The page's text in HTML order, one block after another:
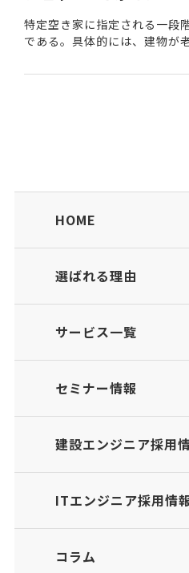
特定空き家に指定される一段
である。具体的には、建物が
る状態で放置されている場合
HOME
選ばれる理由
サービス一覧
セミナー情報
建設エンジニア採用
ITエンジニア採用情
コラム